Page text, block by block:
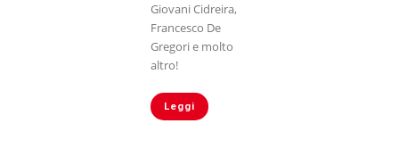
Giovani Cidreira,
Francesco De
Gregori e molto
altro!
Leggi